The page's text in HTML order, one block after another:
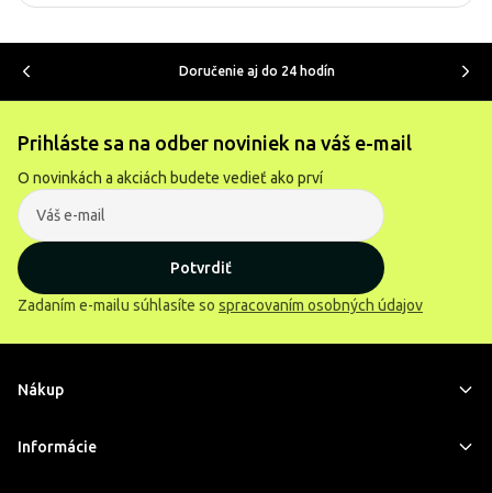
Doručenie aj do 24 hodín
Prihláste sa na odber noviniek na váš e-mail
O novinkách a akciách budete vedieť ako prví
Potvrdiť
Zadaním e-mailu súhlasíte so spracovaním osobných údajov
Nákup
Informácie